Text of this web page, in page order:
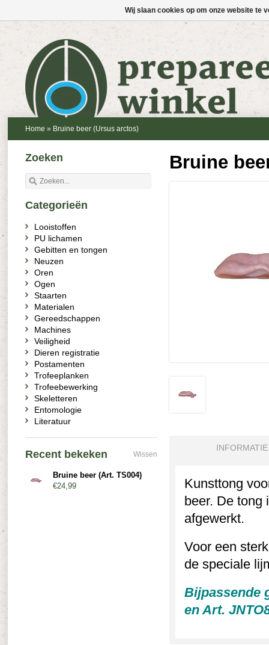
Home » Bruine beer (Ursus arctos)
Bruine
INFORMATIE
Kunsttong
beer. De tong
afgewerkt.
Voor een
de speciale
Bijpassende
en Art.
Zoeken
Categorieën
Looistoffen
PU lichamen
Gebitten en tongen
Neuzen
Oren
Ogen
Staarten
Materialen
Gereedschappen
Machines
Veiligheid
Dieren registratie
Postamenten
Trofeeplanken
Trofeebewerking
Skeletteren
Entomologie
Literatuur
Recent bekeken Wissen
Bruine beer (Art. TS004)
€24,99
Wij slaan cookies op om onze website te